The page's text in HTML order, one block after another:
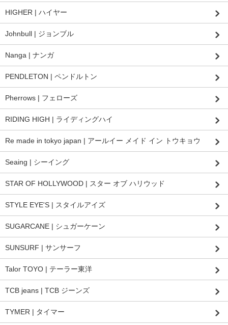
HIGHER | ハイヤー
Johnbull | ジョンブル
Nanga | ナンガ
PENDLETON | ペンドルトン
Pherrows | フェローズ
RIDING HIGH | ライディングハイ
Re made in tokyo japan | アールイー メイド イン トウキョウ
Seaing | シーイング
STAR OF HOLLYWOOD | スター オブ ハリウッド
STYLE EYE'S | スタイルアイズ
SUGARCANE | シュガーケーン
SUNSURF | サンサーフ
Talor TOYO | テーラー東洋
TCB jeans | TCB ジーンズ
TYMER | タイマー